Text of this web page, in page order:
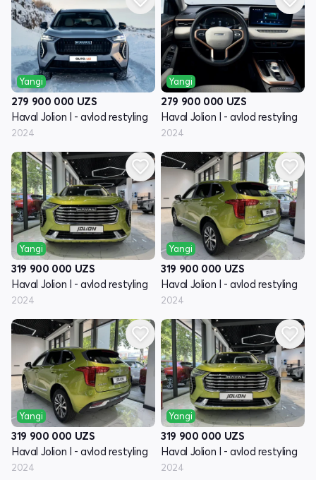
Yangi
279 900 000 UZS
Haval Jolion I - avlod restyling
2024
Yangi
279 900 000 UZS
Haval Jolion I - avlod restyling
2024
Yangi
319 900 000 UZS
Haval Jolion I - avlod restyling
2024
Yangi
319 900 000 UZS
Haval Jolion I - avlod restyling
2024
Yangi
319 900 000 UZS
Haval Jolion I - avlod restyling
2024
Yangi
319 900 000 UZS
Haval Jolion I - avlod restyling
2024